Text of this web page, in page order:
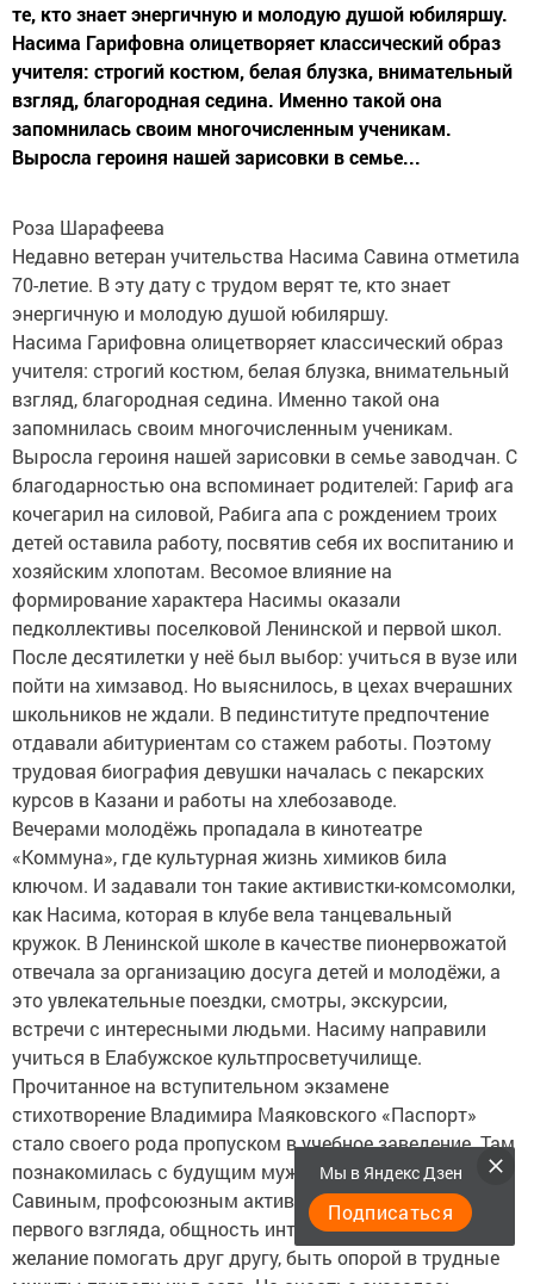
те, кто знает энергичную и молодую душой юбиляршу.
Насима Гарифовна олицетворяет классический образ
учителя: строгий костюм, белая блузка, внимательный
взгляд, благородная седина. Именно такой она
запомнилась своим многочисленным ученикам.
Выросла героиня нашей зарисовки в семье...
Роза Шарафеева
Недавно ветеран учительства Насима Савина отметила
70-летие. В эту дату с трудом верят те, кто знает
энергичную и молодую душой юбиляршу.
Насима Гарифовна олицетворяет классический образ
учителя: строгий костюм, белая блузка, внимательный
взгляд, благородная седина. Именно такой она
запомнилась своим многочисленным ученикам.
Выросла героиня нашей зарисовки в семье заводчан. С
благодарностью она вспоминает родителей: Гариф ага
кочегарил на силовой, Рабига апа с рождением троих
детей оставила работу, посвятив себя их воспитанию и
хозяйским хлопотам. Весомое влияние на
формирование характера Насимы оказали
педколлективы поселковой Ленинской и первой школ.
После десятилетки у неё был выбор: учиться в вузе или
пойти на химзавод. Но выяснилось, в цехах вчерашних
школьников не ждали. В пединституте предпочтение
отдавали абитуриентам со стажем работы. Поэтому
трудовая биография девушки началась с пекарских
курсов в Казани и работы на хлебозаводе.
Вечерами молодёжь пропадала в кинотеатре
«Коммуна», где культурная жизнь химиков била
ключом. И задавали тон такие активистки-комсомолки,
как Насима, которая в клубе вела танцевальный
кружок. В Ленинской школе в качестве пионервожатой
отвечала за организацию досуга детей и молодёжи, а
это увлекательные поездки, смотры, экскурсии,
встречи с интересными людьми. Насиму направили
учиться в Елабужское культпросветучилище.
Прочитанное на вступительном экзамене
стихотворение Владимира Маяковского «Паспорт»
стало своего рода пропуском в учебное заведение. Там
познакомилась с будущим мужем Александром
Савиным, профсоюзным активистом. Любовь с
первого взгляда, общность интересов и характеров,
желание помогать друг другу, быть опорой в трудные
Мы в Яндекс Дзен
Подписаться